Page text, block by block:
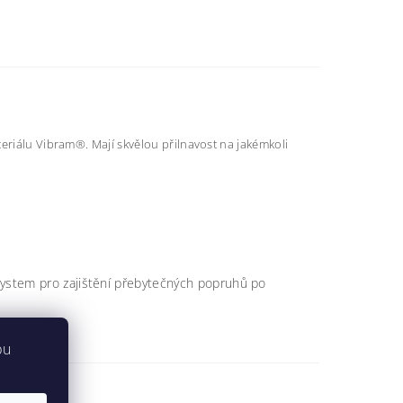
Vibram®. Mají skvělou přilnavost na jakémkoli
pro zajištění přebytečných popruhů po